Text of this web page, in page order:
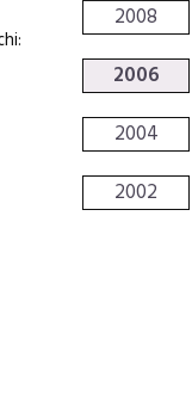
2008
2006
2004
2002